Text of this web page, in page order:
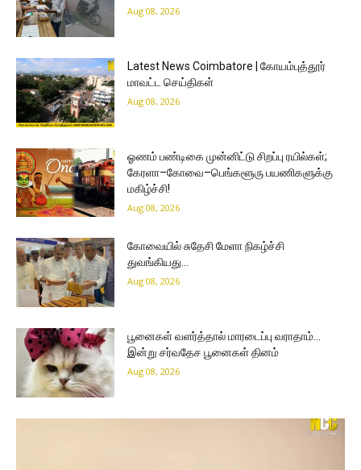
Aug 08, 2026
Latest News Coimbatore | கோயம்புத்தூர்
மாவட்ட செய்திகள்
Aug 08, 2026
ஓணம் பண்டிகை முன்னிட்டு சிறப்பு ரயில்கள்;
கேரளா–கோவை–பெங்களூரு பயணிகளுக்கு
மகிழ்ச்சி!
Aug 08, 2026
கோவையில் சுதேசி மேளா நிகழ்ச்சி
துவங்கியது…
Aug 08, 2026
பூனைகள் வளர்த்தால் மாரடைப்பு வராதாம்…
இன்று சர்வதேச பூனைகள் தினம்
Aug 08, 2026